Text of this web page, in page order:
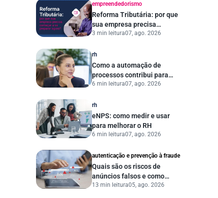
empreendedorismo
Reforma Tributária: por que
sua empresa precisa
começar a se preparar
3 min leitura07, ago. 2026
rh
Como a automação de
processos contribui para
uma gestão pública mais
6 min leitura07, ago. 2026
rh
eNPS: como medir e usar
para melhorar o RH
6 min leitura07, ago. 2026
autenticação e prevenção à fraude
Quais são os riscos de
anúncios falsos e como
proteger seu negócio?
13 min leitura05, ago. 2026